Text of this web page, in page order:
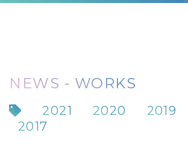
NEWS - WORKS
2021 2020 2019
2017